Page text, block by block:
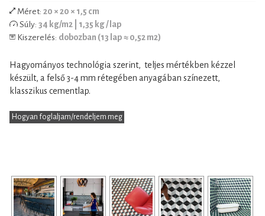
Méret: 20 × 20 × 1,5 cm
Súly: 34 kg/m2 | 1,35 kg / lap
Kiszerelés: dobozban (13 lap ≈ 0,52 m2)
Hagyományos technológia szerint, teljes mértékben kézzel
készült, a felső 3-4 mm rétegében anyagában színezett,
klasszikus cementlap.
Hogyan foglaljam/rendeljem meg
Egyszínű vagy bordűr lapokkal kombinálva izgalmas egyedi
kombinációk is megvalósíthatóak. Modern lakások vagy
klasszikus polgári otthonok hidegburkolataként egyaránt
konyhapultokhoz vagy fürdőszobák falburkolatként is
alkalmazható.